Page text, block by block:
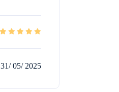
31/ 05/ 2025